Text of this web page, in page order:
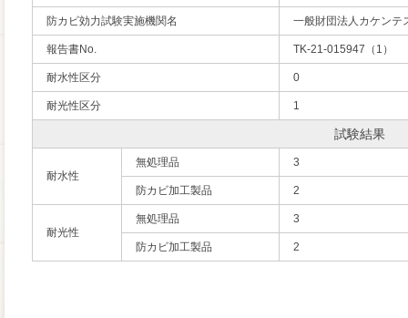
防カビ効力試験実施機関名 一般財団法人カケンテ
報告書No. TK-21-015947（1）
耐水性区分 0
耐光性区分 1
試験結果
耐水性
無処理品 3
防カビ加工製品 2
耐光性
無処理品 3
防カビ加工製品 2